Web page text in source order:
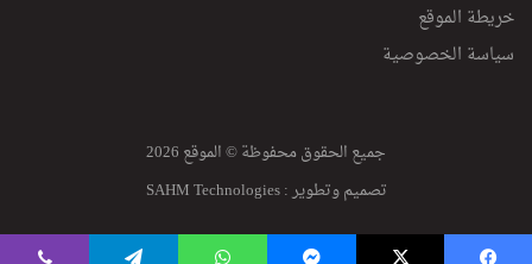
خريطة الموقع
سياسة الخصوصية
جميع الحقوق محفوظة © الموقع 2026
تصميم وتطوير :SAHM Technologies